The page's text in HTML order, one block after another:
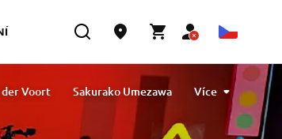
Voort
Sakurako Umezawa
Magdalena Piskorz
Více